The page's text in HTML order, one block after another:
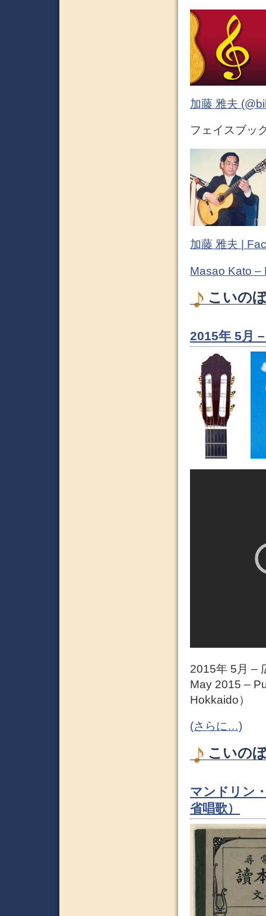
加藤 雅夫
フェイスブッ
加藤 雅夫 |
Masao Kato –
こいの
2015年 5月
2015年 5月 –
May 2015 –
Hokkaido）
(さらに…)
こいの
マンドリン
省唱歌）